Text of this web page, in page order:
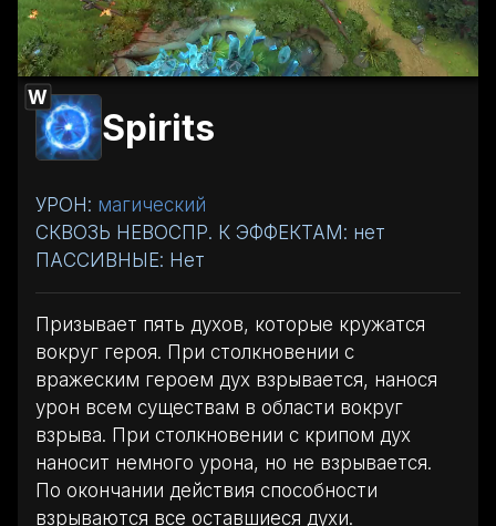
W
Spirits
УРОН: магический
СКВОЗЬ НЕВОСПР. К ЭФФЕКТАМ: нет
ПАССИВНЫЕ: Нет
Призывает пять духов, которые кружатся
вокруг героя. При столкновении с
вражеским героем дух взрывается, нанося
урон всем существам в области вокруг
взрыва. При столкновении с крипом дух
наносит немного урона, но не взрывается.
По окончании действия способности
взрываются все оставшиеся духи.